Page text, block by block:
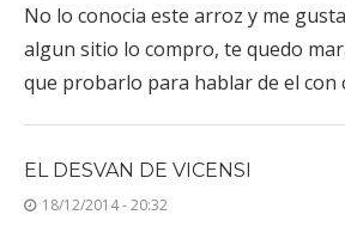
No lo conocia este arroz y me
algun sitio lo compro, te quedo
que probarlo para hablar de el con
EL DESVAN DE VICENSI
18/12/2014 - 20:32